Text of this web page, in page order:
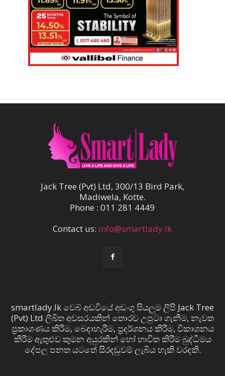
Jack Tree (Pvt) Ltd, 300/13 Bird Park,
Madiwela, Kotte.
Phone : 011 281 4449
Contact us: info@smartlady.lk
smartlady.lk වෙබ් අඩවියේ අඩංගු සියලුම ලිපි Jack Tree
(Pvt) Ltd ලිඛිත අවසරයකින් තොරව උපුටා ගැනීම, නැවත
ප්‍රකාශණය කිරීම, බෙදාහැරීම, ප්‍රදර්ශනය කිරීම, විකාශනය
කිරීම ඇතුළුව කුමන අයුරකින් හෝ භාවිත කිරීම බුද්ධිමය
දේපල පනත යටතේ සිරදඬුවම් ලැබිය හැකි වරදකි.